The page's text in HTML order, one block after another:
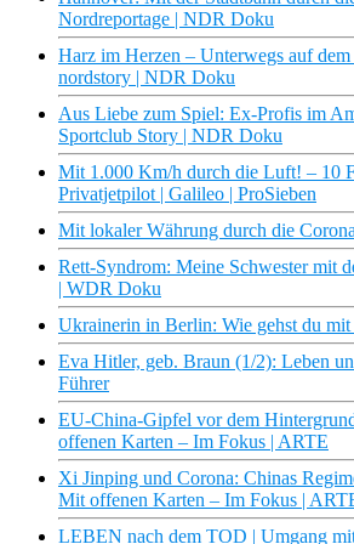
Nordreportage | NDR Doku
Harz im Herzen – Unterwegs auf
nordstory | NDR Doku
Aus Liebe zum Spiel: Ex-Profis im
Sportclub Story | NDR Doku
Mit 1.000 Km/h durch die Luft! – 10
Privatjetpilot | Galileo | ProSieben
Mit lokaler Währung durch die
Rett-Syndrom: Meine Schwester mit
| WDR Doku
Ukrainerin in Berlin: Wie gehst du
Eva Hitler, geb. Braun (1/2): Leben
Führer
EU-China-Gipfel vor dem
offenen Karten – Im Fokus | ARTE
Xi Jinping und Corona: Chinas
Mit offenen Karten – Im Fokus |
LEBEN nach dem TOD | Umgang